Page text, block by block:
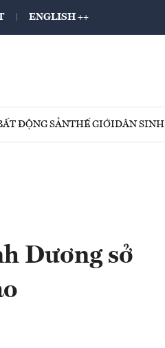
ENGLISH ++
ĐỘNG SẢNTHẾ GIỚIDÂN SINH
Dương sở